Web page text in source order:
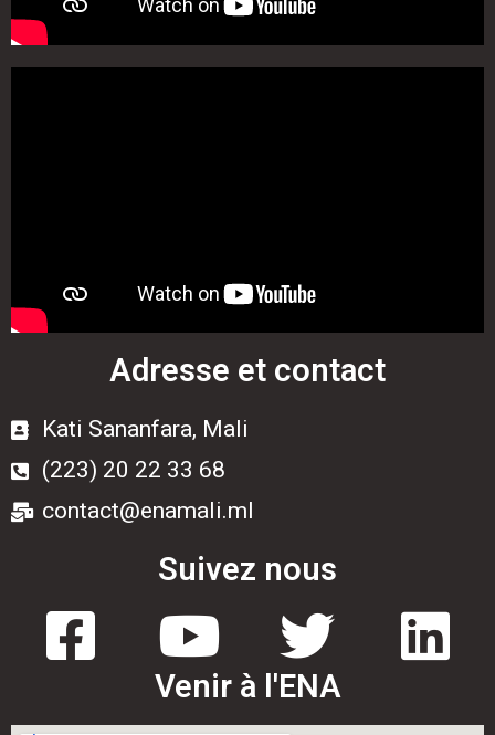
Adresse et contact
Kati Sananfara, Mali
(223) 20 22 33 68
contact@enamali.ml
Suivez nous
Venir à l'ENA